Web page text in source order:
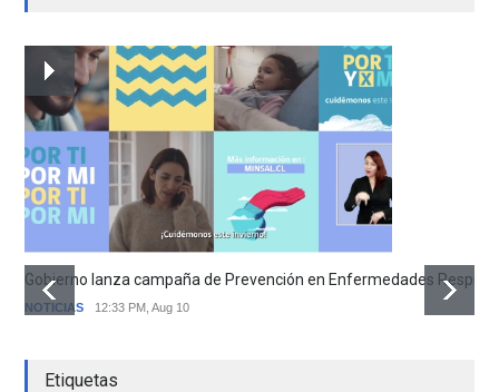
Gobierno lanza campaña de Prevención en Enfermedades
NOTICIAS 12:33 PM, Aug 10
Etiquetas